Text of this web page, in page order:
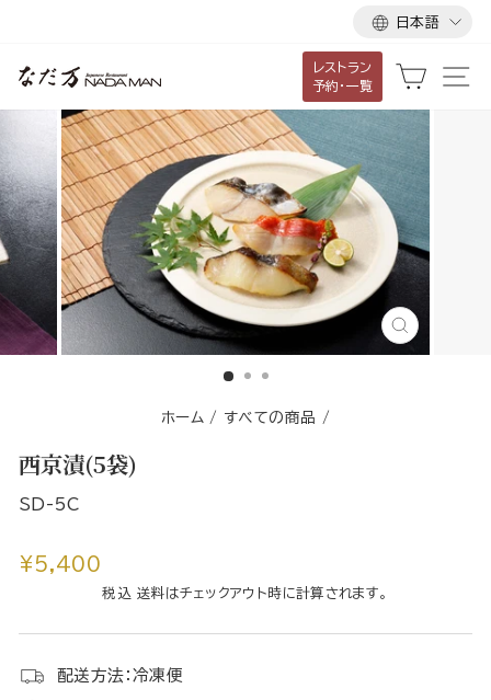
コ
ン
テ
ン
ツ
に
移
言
語
日本語
レストラン
予約・一覧
カート
閉
ホーム / すべての商品 /
西京漬(5袋)
SD-5C
通
¥5,400
税込 送料はチェックアウト時に計算されます。
配送方法：冷凍便